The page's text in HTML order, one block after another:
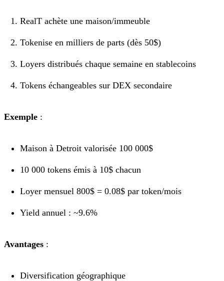
RealT achète une maison/immeuble
Tokenise en milliers de parts (dès 50$)
Loyers distribués chaque semaine en stablecoins
Tokens échangeables sur DEX secondaire
Exemple :
Maison à Detroit valorisée 100 000$
10 000 tokens émis à 10$ chacun
Loyer mensuel 800$ = 0.08$ par token/mois
Yield annuel : ~9.6%
Avantages :
Diversification géographique